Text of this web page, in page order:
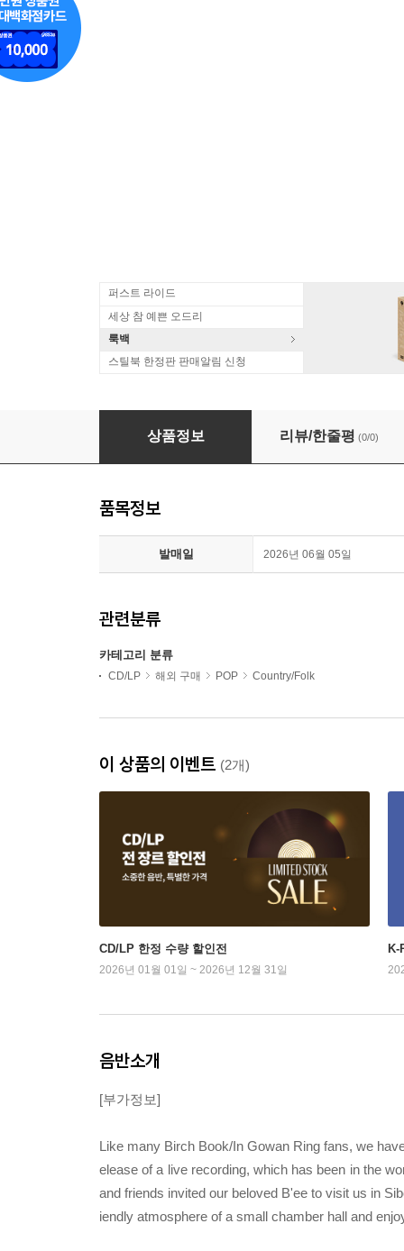
퍼스트 라이드
세상 참 예쁜 오드리
룩백
스틸북 한정판 판매알림 신청
B'ee - Live In Siberia (CD)
상품정보 리뷰/한줄평 (0/0)
품목정보
발매일 2026년 06월 05일
관련분류
카테고리 분류
CD/LP 해외 구매 POP Country/Folk
이 상품의 이벤트 (2개)
CD/LP 한정 수량 할인전
2026년 01월 01일 ~ 2026년 12월 31일
K-
음반소개
[부가정보]
Like many Birch Book/In Gowan Ring fans, we
elease of a live recording, which has been in the
and friends invited our beloved B'ee to visit us in
iendly atmosphere of a small chamber hall and